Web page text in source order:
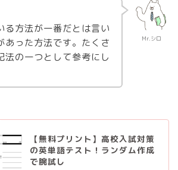
Mr.シロ
る方法が一番だとは言い
あった方法です。たくさ
法の一つとして参考にし
【無料プリント】高校入試対策
の英単語テスト！ランダム作成
で腕試し